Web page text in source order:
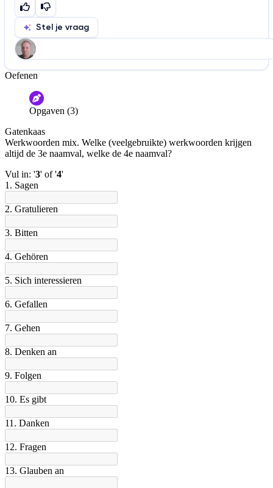
Stel je vraag
Help ons de video te verbeteren
De audio is slecht
Informatie is onjuist
De docent is te langdradig
De uitleg gaat te langzaam
De uitleg gaat te snel
Afspelen werkte niet
Oefenen
Opgaven (3)
Gatenkaas
Werkwoorden mix. Welke (veelgebruikte) werkwoorden krijgen
altijd de 3e naamval, welke de 4e naamval?
Vul in: '3' of '4'
1. Sagen
2. Gratulieren
3. Bitten
4. Gehören
5. Sich interessieren
6. Gefallen
7. Gehen
8. Denken an
9. Folgen
10. Es gibt
11. Danken
12. Fragen
13. Glauben an